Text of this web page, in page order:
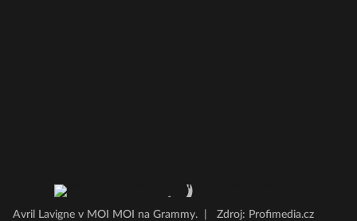
Avril Lavigne v MOI MOI na Grammy. Zdroj: Profimedia.cz